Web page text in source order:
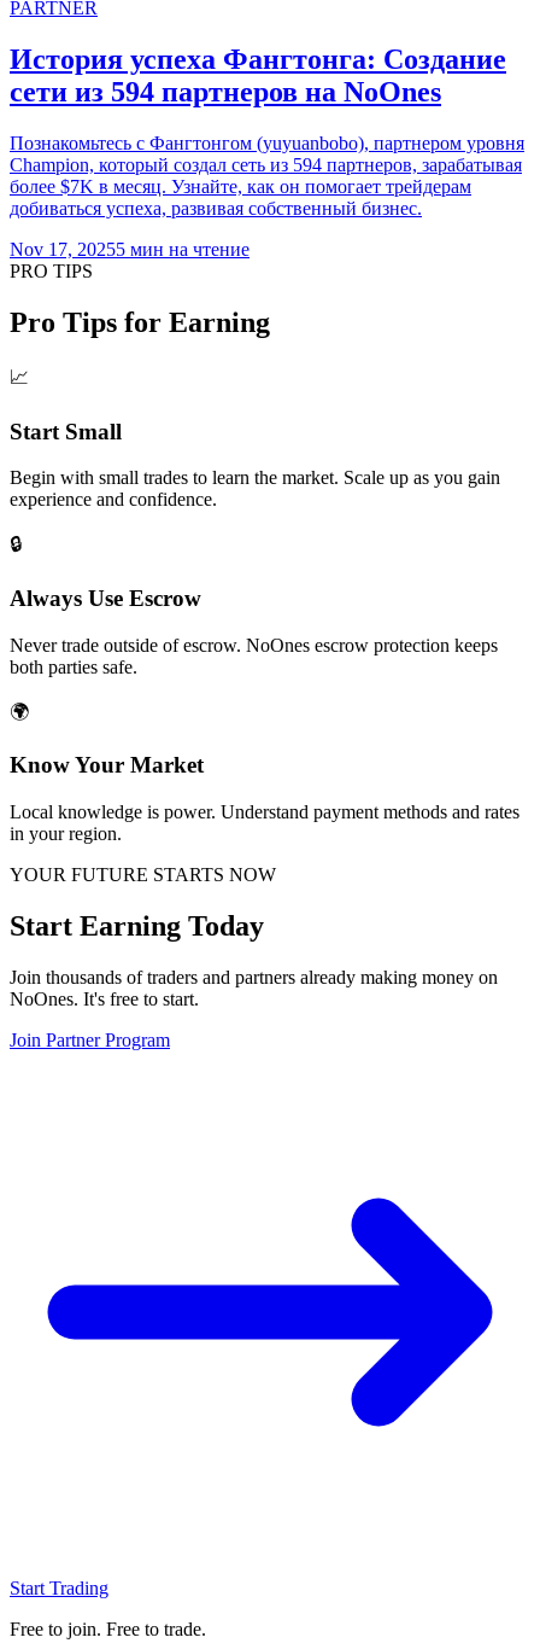
PARTNER
История успеха Фангтонга: Создание
сети из 594 партнеров на NoOnes
Познакомьтесь с Фангтонгом (yuyuanbobo), партнером уровня
Champion, который создал сеть из 594 партнеров, зарабатывая
более $7K в месяц. Узнайте, как он помогает трейдерам
добиваться успеха, развивая собственный бизнес.
Nov 17, 20255 мин на чтение
PRO TIPS
Pro Tips for Earning
📈
Start Small
Begin with small trades to learn the market. Scale up as you gain
experience and confidence.
🔒
Always Use Escrow
Never trade outside of escrow. NoOnes escrow protection keeps
both parties safe.
🌍
Know Your Market
Local knowledge is power. Understand payment methods and rates
in your region.
YOUR FUTURE STARTS NOW
Start Earning Today
Join thousands of traders and partners already making money on
NoOnes. It's free to start.
Join Partner Program
Start Trading
Free to join. Free to trade.